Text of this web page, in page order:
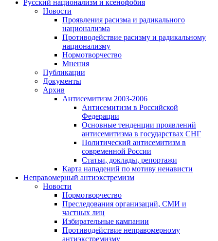
Русский национализм и ксенофобия
Новости
Проявления расизма и радикального
национализма
Противодействие расизму и радикальному
национализму
Нормотворчество
Мнения
Публикации
Документы
Архив
Антисемитизм 2003-2006
Антисемитизм в Российской
Федерации
Основные тенденции проявлений
антисемитизма в государствах СНГ
Политический антисемитизм в
современной России
Статьи, доклады, репортажи
Карта нападений по мотиву ненависти
Неправомерный антиэкстремизм
Новости
Нормотворчество
Преследования организаций, СМИ и
частных лиц
Избирательные кампании
Противодействие неправомерному
антиэкстремизму